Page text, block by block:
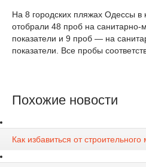
На 8 городских пляжах Одессы в
отобрали 48 проб на санитарно-
показатели и 9 проб — на
показатели. Все пробы
Похожие новости
Как избавиться от строительного